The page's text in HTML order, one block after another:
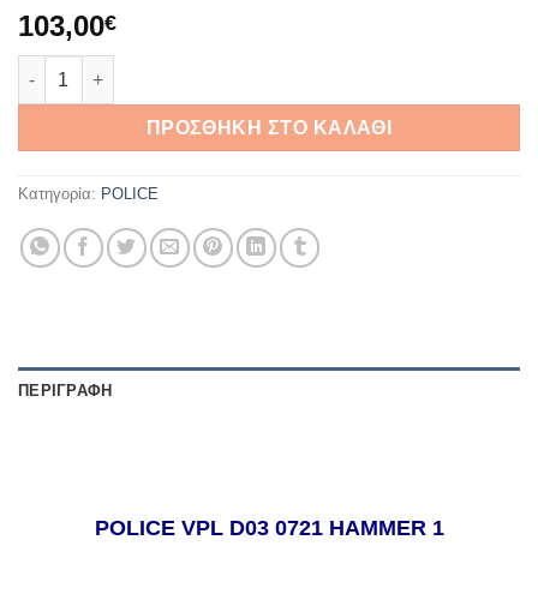
103,00€
POLICE VPL D03 0721 HAMMER 1 ποσότητα
ΠΡΟΣΘΉΚΗ ΣΤΟ ΚΑΛΆΘΙ
Κατηγορία: POLICE
ΠΕΡΙΓΡΑΦΉ
POLICE VPL D03 0721 HAMMER 1